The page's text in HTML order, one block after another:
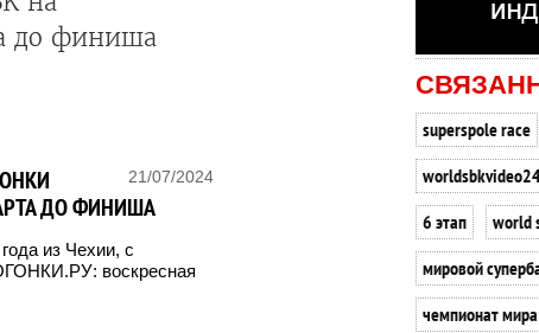
до финиша
21/07/2024
ДО ФИНИША
из Чехии, с
воскресная
superspole race
6 этап
world
мировой
чемпионат мира